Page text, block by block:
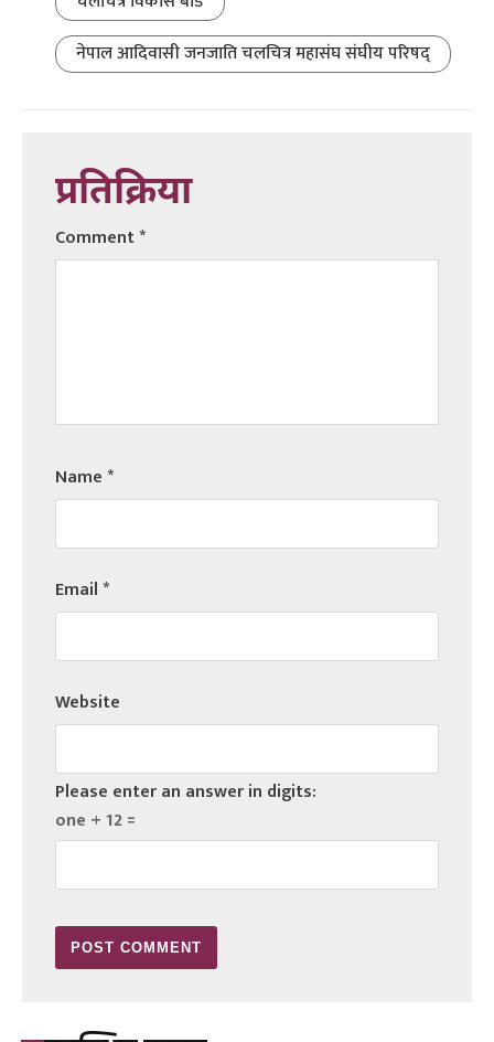
नेपाल आदिवासी जनजाति चलचित्र महासंघ संघीय परिषद्
प्रतिक्रिया
Comment*
Name*
Email*
Website
Please enter an answer in digits:
one + 12 =